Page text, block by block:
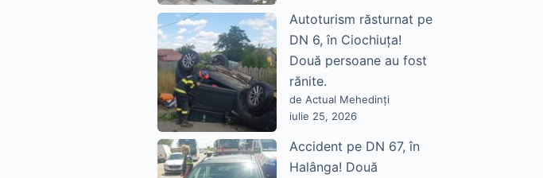
Autoturism răsturnat pe
DN 6, în Ciochiuța!
Două persoane au fost
rănite.
de Actual Mehedinți
iulie 25, 2026
Accident pe DN 67, în
Halânga! Două